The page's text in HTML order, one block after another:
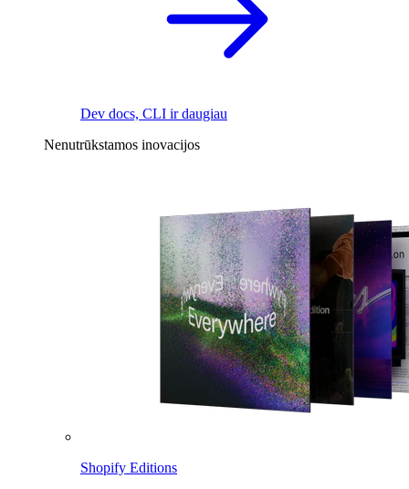
Dev docs, CLI ir daugiau
Nenutrūkstamos inovacijos
Shopify Editions